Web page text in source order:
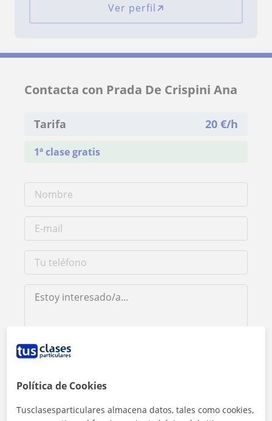
Ver perfil
Contacta con Prada De Crispini Ana
Tarifa 20 €/h
1ª clase gratis
Política de Cookies
Tusclasesparticulares almacena datos, tales como cookies,